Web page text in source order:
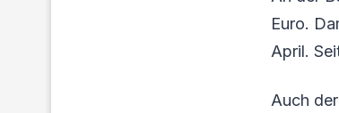
Euro.
April.
Auch